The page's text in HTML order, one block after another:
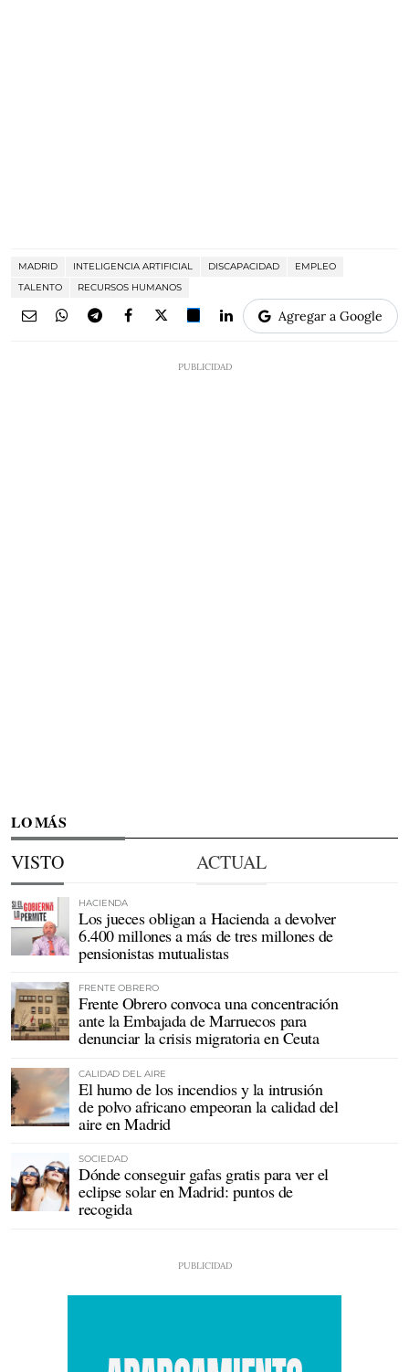
MADRID INTELIGENCIA ARTIFICIAL DISCAPACIDAD
EMPLEO
TALENTO
RECURSOS HUMANOS
Agregar a Google
LO MÁS
VISTO ACTUAL
HACIENDA
Los jueces obligan a Hacienda a devolver
6.400 millones a más de tres millones de
pensionistas mutualistas
FRENTE OBRERO
Frente Obrero convoca una concentración
ante la Embajada de Marruecos para
denunciar la crisis migratoria en Ceuta
CALIDAD DEL AIRE
El humo de los incendios y la intrusión
de polvo africano empeoran la calidad del
aire en Madrid
SOCIEDAD
Dónde conseguir gafas gratis para ver el
eclipse solar en Madrid: puntos de
recogida